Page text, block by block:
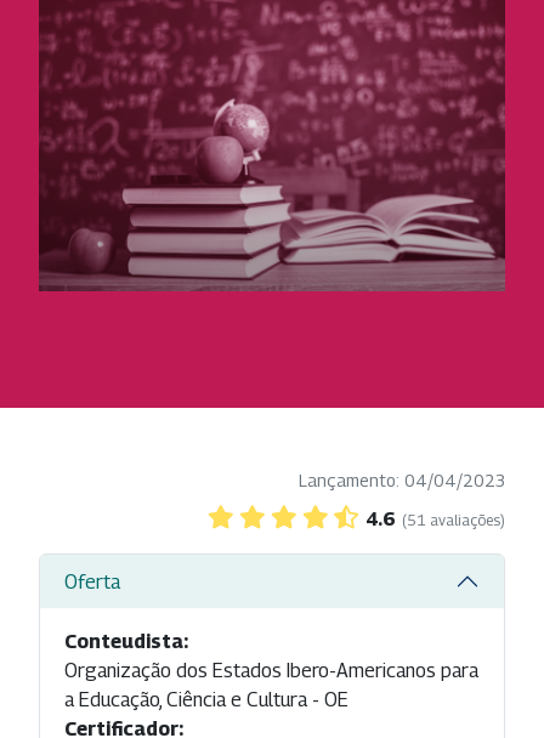
Lançamento: 04/04/2023
4.6 (51 avaliações)
Oferta
Conteudista:
Organização dos Estados Ibero-Americanos para
a Educação, Ciência e Cultura - OE
Certificador: